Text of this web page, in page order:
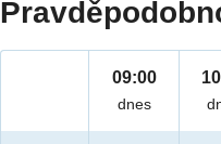
09:00
dnes